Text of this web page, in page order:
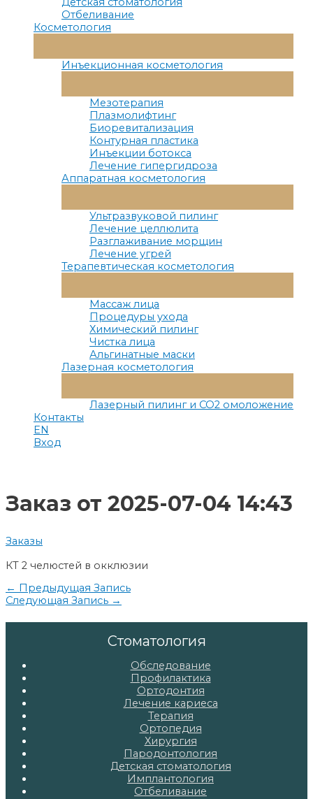
Отбеливание
Косметология
Меню
Инъекционная косметология
Меню
Мезотерапия
Плазмолифтинг
Биоревитализация
Контурная пластика
Инъекции ботокса
Лечение гипергидроза
Аппаратная косметология
Меню
Ультразвуковой пилинг
Лечение целлюлита
Разглаживание морщин
Лечение угрей
Терапевтическая косметология
Меню
Массаж лица
Процедуры ухода
Химический пилинг
Чистка лица
Альгинатные маски
Лазерная косметология
Меню
Лазерный пилинг и СО2 омоложение
Контакты
EN
Вход
Заказ от 2025-07-04 14:43
Заказы
КТ 2 челюстей в окклюзии
Навигация
по
← Предыдущая Запись
Следующая Запись →
Стоматология
Обследование
Профилактика
Ортодонтия
Лечение кариеса
Терапия
Ортопедия
Хирургия
Пародонтология
Детская стоматология
Имплантология
Отбеливание